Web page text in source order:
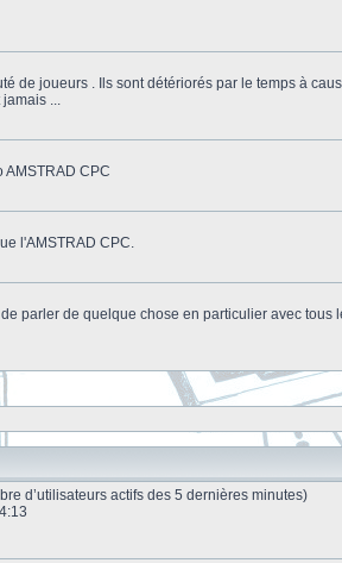
de joueurs . Ils sont détériorés par le temps à
...
AMSTRAD CPC
l'AMSTRAD CPC.
parler de quelque chose en particulier avec tous
d’utilisateurs actifs des 5 dernières minutes)